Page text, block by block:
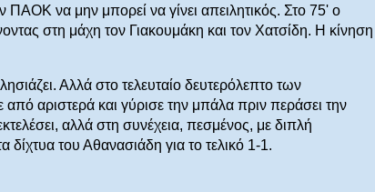
ΠΑΟΚ να μην μπορεί να γίνει απειλητικός. Στο 75' ο
στη μάχη τον Γιακουμάκη και τον Χατσίδη. Η κίνηση
Αλλά στο τελευταίο δευτερόλεπτο των
αριστερά και γύρισε την μπάλα πριν περάσει την
αλλά στη συνέχεια, πεσμένος, με διπλή
του Αθανασιάδη για το τελικό 1-1.